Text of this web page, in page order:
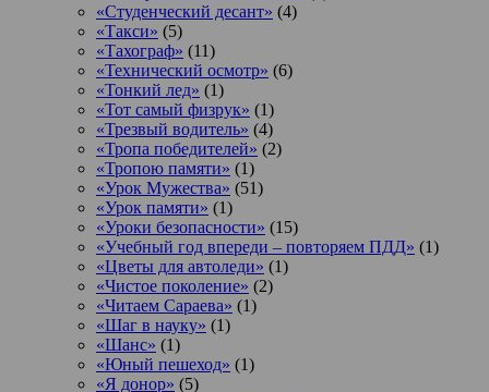
«Студенческий десант» (4)
«Такси» (5)
«Тахограф» (11)
«Технический осмотр» (6)
«Тонкий лед» (1)
«Тот самый физрук» (1)
«Трезвый водитель» (4)
«Тропа победителей» (2)
«Тропою памяти» (1)
«Урок Мужества» (51)
«Урок памяти» (1)
«Уроки безопасности» (15)
«Учебный год впереди – повторяем ПДД» (1)
«Цветы для автоледи» (1)
«Чистое поколение» (2)
«Читаем Сараева» (1)
«Шаг в науку» (1)
«Шанс» (1)
«Юный пешеход» (1)
«Я донор» (5)